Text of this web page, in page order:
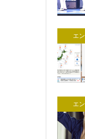
エ
エ